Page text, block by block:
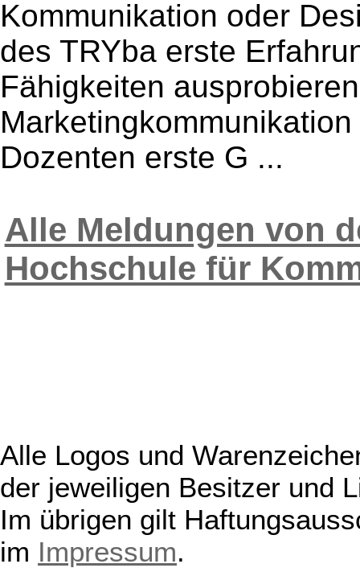
Kommunikation oder
des TRYba erste
Fähigkeiten
Dozenten erste G ...
Alle Meldungen von
Hochschule für
Alle Logos und
der jeweiligen Besitzer und
Im übrigen gilt
im Impressum.